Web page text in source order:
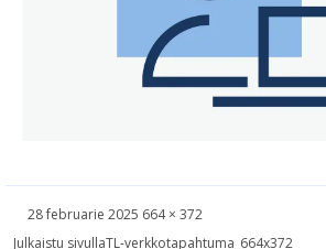
Kirjoitettu
28 februarie 2025 Täysikokoinen
664 × 372
Navigare
Julkaistu sivullaTL-verkkotapahtuma_664x372